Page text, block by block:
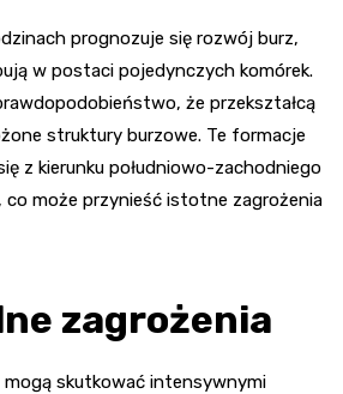
prognozuje się rozwój burz,
w postaci pojedynczych komórek.
że przekształcą
struktury burzowe. Te formacje
z kierunku południowo-zachodniego
co może przynieść istotne zagrożenia
zagrożenia
mogą skutkować intensywnymi